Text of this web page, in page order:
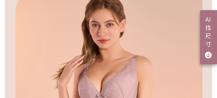
AI
找
尺
寸